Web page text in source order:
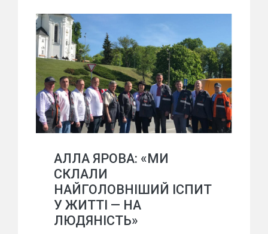
АЛЛА ЯРОВА: «МИ
СКЛАЛИ
НАЙГОЛОВНІШИЙ ІСПИТ
У ЖИТТІ — НА
ЛЮДЯНІСТЬ»